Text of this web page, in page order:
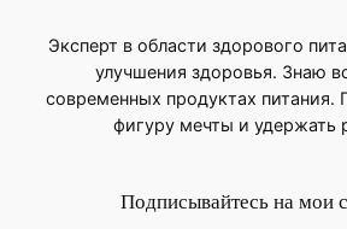
Эксперт в области здорового
улучшения здоровья. Знаю
современных продуктах питания.
фигуру мечты и удержать
Подписывайтесь на мои